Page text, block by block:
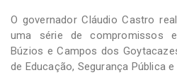
O governador Cláudio Castro
uma série de compromissos
Búzios e Campos dos
de Educação, Segurança Pública